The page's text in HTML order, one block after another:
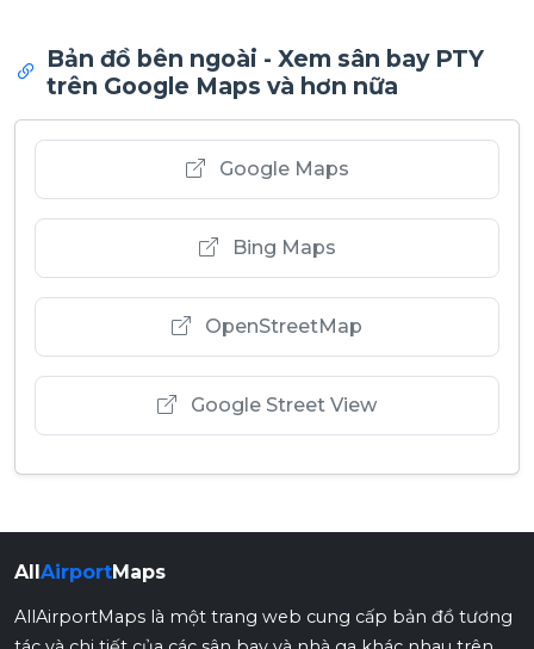
Bản đồ bên ngoài - Xem sân bay PTY
trên Google Maps và hơn nữa
Google Maps
Bing Maps
OpenStreetMap
Google Street View
AllAirportMaps
AllAirportMaps là một trang web cung cấp bản đồ tương